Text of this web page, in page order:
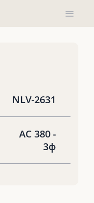
NLV-2631
AC 380 -
3ф